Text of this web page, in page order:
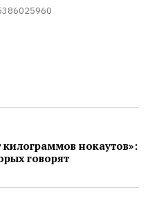
килограммов нокаутов»:
говорят